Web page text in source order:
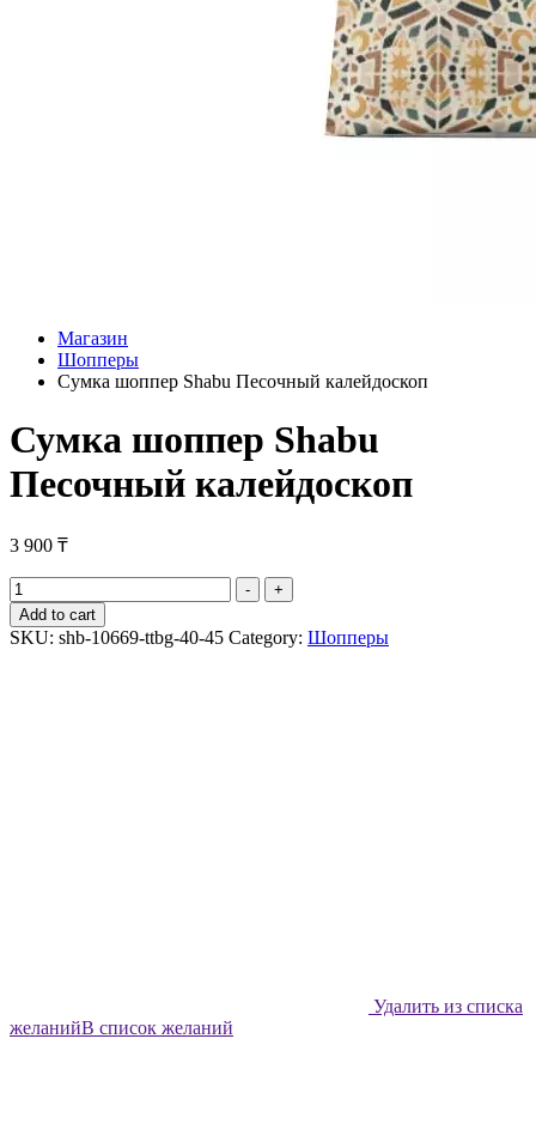
Магазин
Шопперы
Сумка шоппер Shabu Песочный калейдоскоп
Сумка шоппер Shabu
Песочный калейдоскоп
3 900 ₸
Сумка
шоппер
Shabu
Песочный
-
+
Add to cart
SKU: shb-10669-ttbg-40-45 Category: Шопперы
Удалить из списка
желанийВ список желаний